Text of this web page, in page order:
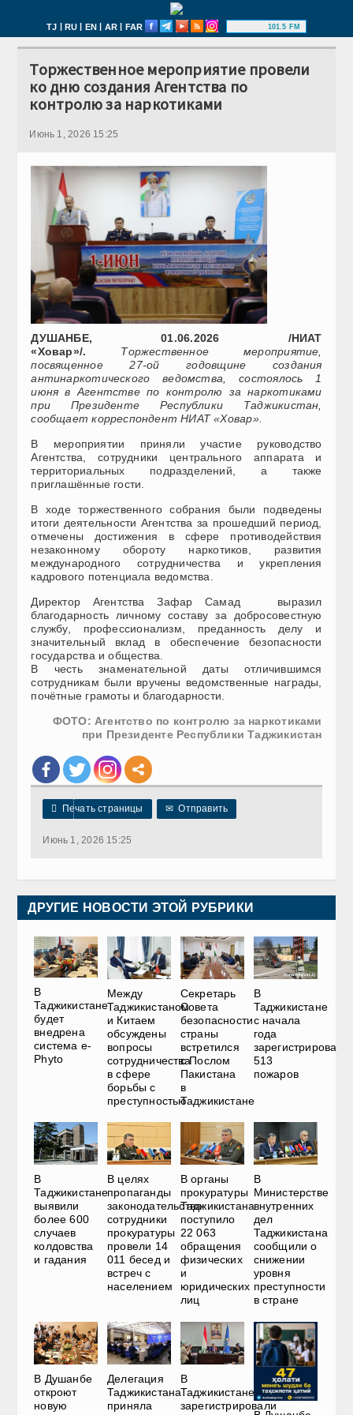
TJ | RU | EN | AR | FAR 101.5 FM
Торжественное мероприятие провели
ко дню создания Агентства по
контролю за наркотиками
Июнь 1, 2026 15:25
ДУШАНБЕ, 01.06.2026 /НИАТ
«Ховар»/.
Торжественное мероприятие,
посвященное 27-ой годовщине создания
антинаркотического ведомства, состоялось 1
июня в Агентстве по контролю за наркотиками
при Президенте Республики Таджикистан,
сообщает корреспондент НИАТ «Ховар».
В мероприятии приняли участие руководство
Агентства, сотрудники центрального аппарата и
территориальных подразделений, а также
приглашённые гости.
В ходе торжественного собрания были подведены
итоги деятельности Агентства за прошедший период,
отмечены достижения в сфере противодействия
незаконному обороту наркотиков, развития
международного сотрудничества и укрепления
кадрового потенциала ведомства.
Директор Агентства Зафар Самад выразил
благодарность личному составу за добросовестную
службу, профессионализм, преданность делу и
значительный вклад в обеспечение безопасности
государства и общества.
В честь знаменательной даты отличившимся
сотрудникам были вручены ведомственные награды,
почётные грамоты и благодарности.
ФОТО: Агентство по контролю за наркотиками
при Президенте Республики Таджикистан
 Печать страницы ✉ Отправить
Июнь 1, 2026 15:25
ДРУГИЕ НОВОСТИ ЭТОЙ РУБРИКИ
В
Таджикистане
будет
внедрена
система e-
Phyto
Между
Таджикистаном
и Китаем
обсуждены
вопросы
сотрудничества
в сфере
борьбы с
преступностью
Секретарь
Совета
безопасности
страны
встретился
с Послом
Пакистана
в
Таджикистане
В
Таджикистане
с начала
года
зарегистрировано
513
пожаров
В
Таджикистане
выявили
более 600
случаев
колдовства
и гадания
В целях
пропаганды
законодательства
сотрудники
прокуратуры
провели 14
011 бесед и
встреч с
населением
В органы
прокуратуры
Таджикистана
поступило
22 063
обращения
физических
и
юридических
лиц
В
Министерстве
внутренних
дел
Таджикистана
сообщили о
снижении
уровня
преступности
в стране
В Душанбе
откроют
новую
Делегация
Таджикистана
приняла
В
Таджикистане
зарегистрировали